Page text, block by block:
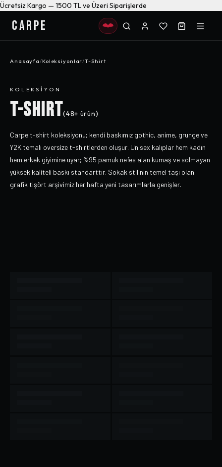
Ücretsiz Kargo — 1500 TL ve Üzeri Siparişlerde
CARPE
Anasayfa/Koleksiyonlar/T-Shirt
KOLEKSIYON
T-SHIRT(48+ ürün)
Carpe t-shirt koleksiyonu; kendi baskımız gothic, anime, grunge ve
Y2K temalı oversize t-shirtlerden oluşur. Unisex kalıplar hem kadın
hem erkek giyimine uyar; %95 pamuk nefes alan kumaş ve solmayan
yüksek kaliteli baskı standarttır. Sokak stilinin temel taşı olan
grafik tişört arşivimiz her hafta yeni tasarımlarla genişler.